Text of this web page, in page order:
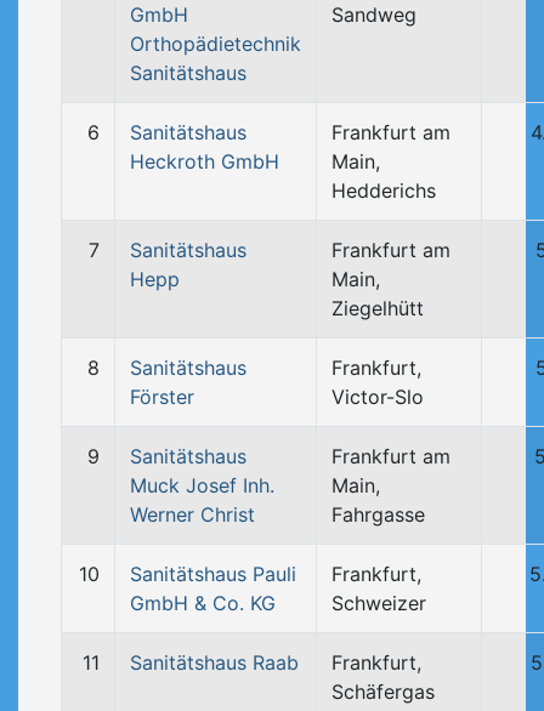
GmbH
Orthopädietechnik
Sanitätshaus
Sandweg
6
Sanitätshaus
Heckroth GmbH
Frankfurt am
Main,
Hedderichs
7
Sanitätshaus
Hepp
Frankfurt am
Main,
Ziegelhütt
8
Sanitätshaus
Förster
Frankfurt,
Victor-Slo
9
Sanitätshaus
Muck Josef Inh.
Werner Christ
Frankfurt am
Main,
Fahrgasse
10
Sanitätshaus Pauli
GmbH & Co. KG
Frankfurt,
Schweizer
11 Sanitätshaus Raab
Frankfurt,
Schäfergas